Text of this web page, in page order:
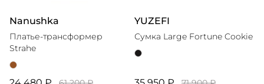
Nanushka
Платье-трансформер
Strahe
YUZEFI
Сумка Large Fortune Cookie